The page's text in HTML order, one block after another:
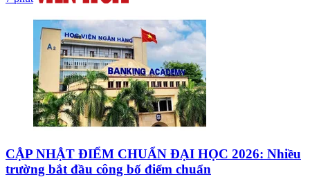
CẬP NHẬT ĐIỂM CHUẨN ĐẠI HỌC 2026: Nhiều
trường bắt đầu công bố điểm chuẩn